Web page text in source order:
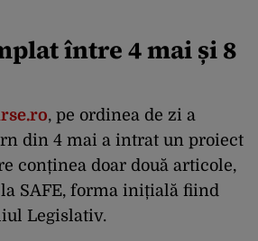
între 4 mai și 8
, pe ordinea de zi a
din 4 mai a intrat un proiect
conținea doar două articole,
SAFE, forma inițială fiind
Legislativ.